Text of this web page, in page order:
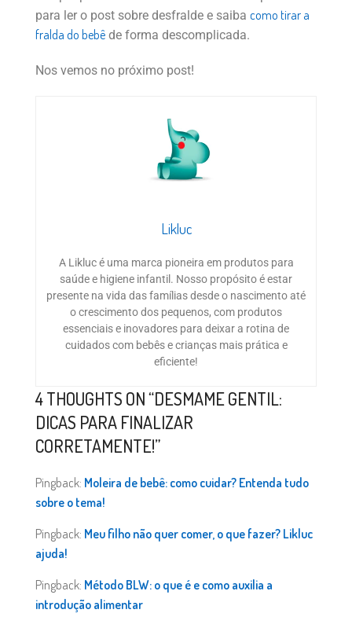
para ler o post sobre desfralde e saiba como tirar a
fralda do bebê de forma descomplicada.
Nos vemos no próximo post!
Likluc
A Likluc é uma marca pioneira em produtos para
saúde e higiene infantil. Nosso propósito é estar
presente na vida das famílias desde o nascimento até
o crescimento dos pequenos, com produtos
essenciais e inovadores para deixar a rotina de
cuidados com bebês e crianças mais prática e
eficiente!
4 THOUGHTS ON “DESMAME GENTIL:
DICAS PARA FINALIZAR
CORRETAMENTE!”
Pingback: Moleira de bebê: como cuidar? Entenda tudo
sobre o tema!
Pingback: Meu filho não quer comer, o que fazer? Likluc
ajuda!
Pingback: Método BLW: o que é e como auxilia a
introdução alimentar